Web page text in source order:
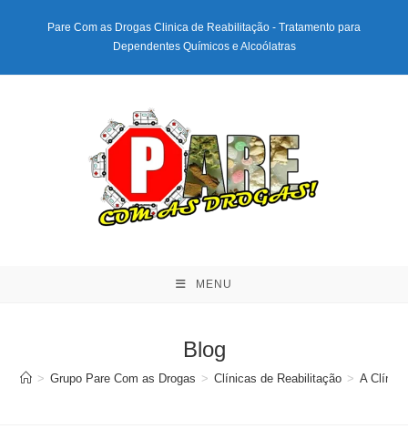
conteúdo
Pare Com as Drogas Clinica de Reabilitação - Tratamento para
Dependentes Químicos e Alcoólatras
MENU
Blog
> Grupo Pare Com as Drogas > Clínicas de Reabilitação > A